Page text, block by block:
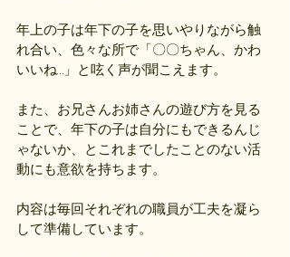
年上の子は年下の子を思いやりながら触
れ合い、色々な所で「〇〇ちゃん、かわ
いいね…」と呟く声が聞こえます。
また、お兄さんお姉さんの遊び方を見る
ことで、年下の子は自分にもできるんじ
ゃないか、とこれまでしたことのない活
動にも意欲を持ちます。
内容は毎回それぞれの職員が工夫を凝ら
して準備しています。